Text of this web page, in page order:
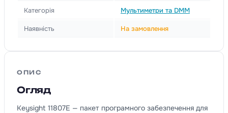
Категорія Мультиметри та DMM
Наявність На замовлення
ОПИС
Огляд
Keysight 11807E — пакет програмного забезпечення для